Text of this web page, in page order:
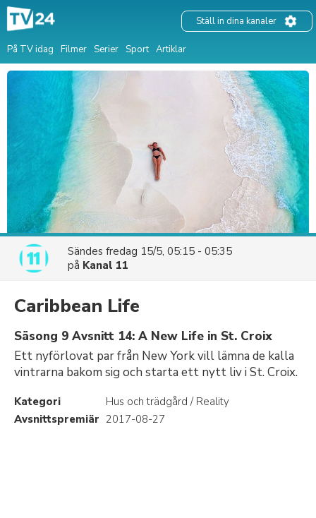
På TV idag Filmer Serier Sport Artiklar
Ställ in dina kanaler
Sändes fredag 15/5, 05:15 - 05:35
på Kanal 11
Caribbean Life
Säsong 9 Avsnitt 14: A New Life in St. Croix
Ett nyförlovat par från New York vill lämna de kalla
vintrarna bakom sig och starta ett nytt liv i St. Croix.
Kategori
Hus och trädgård / Reality
Avsnittspremiär 2017-08-27